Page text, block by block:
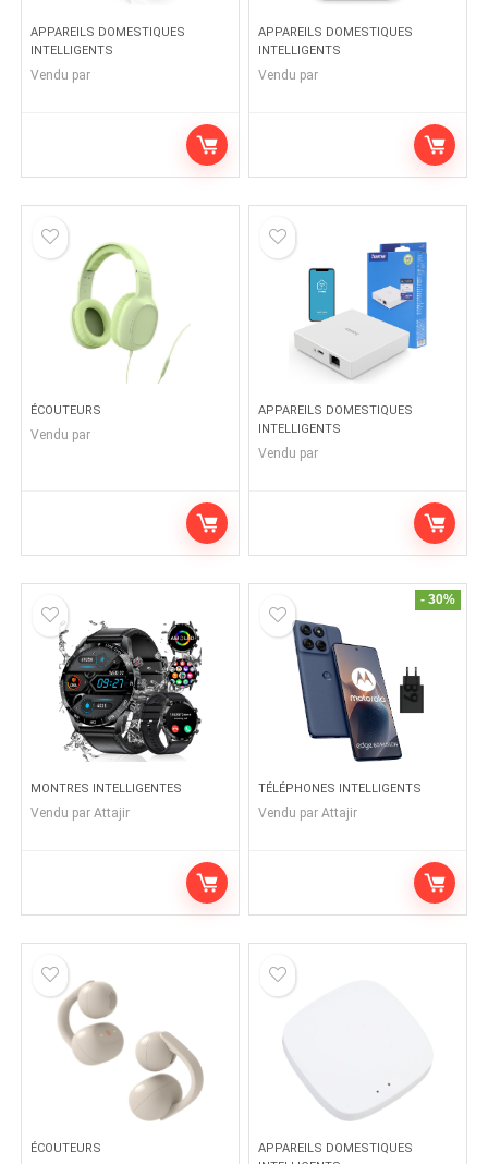
APPAREILS DOMESTIQUES
INTELLIGENTS
Vendu par
APPAREILS DOMESTIQUES
INTELLIGENTS
Vendu par
ÉCOUTEURS
Vendu par
APPAREILS DOMESTIQUES
INTELLIGENTS
Vendu par
MONTRES INTELLIGENTES
Vendu par Attajir
- 30%
TÉLÉPHONES INTELLIGENTS
Vendu par Attajir
ÉCOUTEURS
APPAREILS DOMESTIQUES